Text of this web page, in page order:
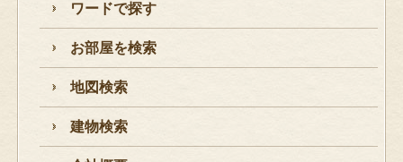
ワードで探す
お部屋を検索
地図検索
建物検索